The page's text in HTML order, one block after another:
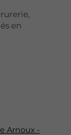
Arnoux -
en